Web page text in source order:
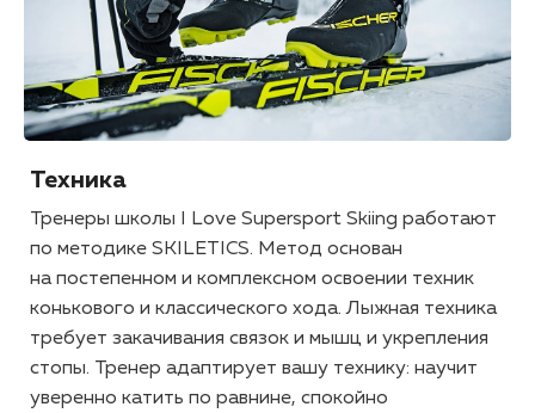
Техника
Тренеры школы I Love Supersport Skiing работают
по методике SKILETICS. Метод основан
на постепенном и комплексном освоении техник
конькового и классического хода. Лыжная техника
требует закачивания связок и мышц и укрепления
стопы. Тренер адаптирует вашу технику: научит
уверенно катить по равнине, спокойно